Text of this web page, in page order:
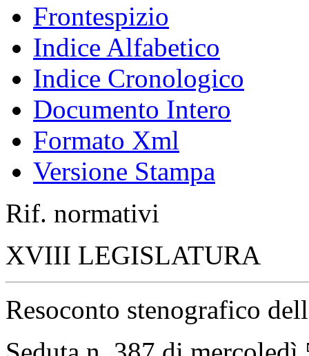
Frontespizio
Indice Alfabetico
Indice Cronologico
Documento Intero
Formato Xml
Versione Stampa
Rif. normativi
XVIII LEGISLATURA
Resoconto stenografico